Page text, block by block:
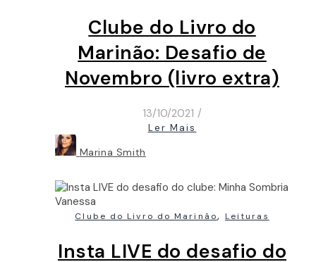
Clube do Livro do
Marinão: Desafio de
Novembro (livro extra)
13/10/2021 /
Ler Mais
Marina Smith
Clube do Livro do Marinão, Leituras
Insta LIVE do desafio do